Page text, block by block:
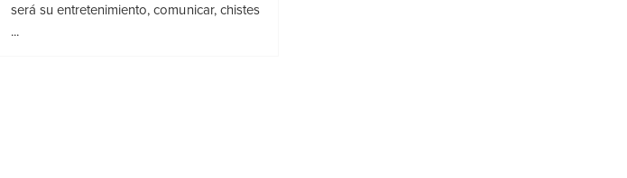
será su entretenimiento, comunicar, chistes
...